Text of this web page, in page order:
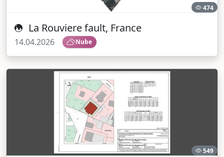
474
La Rouviere fault, France
14.04.2026 Nube
549